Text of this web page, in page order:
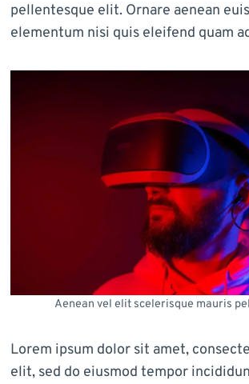
pellentesque elit. Ornare aenean
elementum nisi quis eleifend quam
Aenean vel elit scelerisque mauris
Lorem ipsum dolor sit amet,
elit, sed do eiusmod tempor